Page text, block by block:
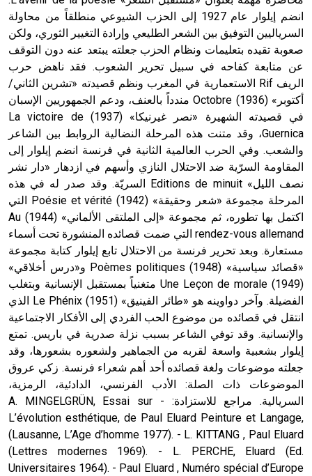
انضم إيلوار عام 1927 إلى الحزب الشيوعي منطلقاً من محاولة
السرياليين التوفيق بين الشعر الطليعي وإرادة التغيير الثوري، ولكن
صعوبة تقيده بتعليمات ونظام الحزب جعلته يبتعد عنه دون التوقف
عن متابعة كفاحه في سبيل تحرير الشعوب. فقد ناهض حرب
الريف Rif الاستعمارية في المغرب ونظم قصيدته «تشرين الثاني/
أكتوبر» (1936) Octobre مندداً بالعنف، ودعم الجمهوريين الإسبان
في قصيدته الشهيرة «نصر غيرنيكا» (1937) La victoire de
Guernica، وقد متنت هذه المرحلة النضالية الروابط بين الشاعر
والشعب. وفي الحرب العالمية الثانية في فرنسة انضم إيلوار إلى
المقاومة السرّية ضد الاحتلال النازي وأسهم في ازدهار «دار نشر
نصف الليل» Editions de minuit السريّة. وقد صدر له في هذه
المرحلة مجموعة «شعر وحقيقة» (1942) Poésie et vérité التي
اكتمل بها تطوره، ثم مجموعة «إلى الملتقى الألماني» (1944) Au
rendez-vous allemand التي ضمت قصائده المنشورة تحت أسماء
مستعارة. وبعد تحرير فرنسة من الاحتلال تابع إيلوار كتابة مجموعة
«قصائد سياسية» (1948) Poèmes politiques و«درس أخلاقي»
(1949) Une Leçon de morale متغنياً بمستقبل الإنسانية وبتغلب
الفضيلة. وآخر دواوينه هو «طائر الفينيق» (1951) Le Phénix الذي
انتقل في قصائده من موضوع الحب الفردي إلى الأفكار الاجتماعية
والإنسانية. وقد توفي الشاعر بسبب نزلة صدرية في باريس. تمتع
إيلوار بشعبية واسعة لقربه من الجماهير ولشعوره بشعورها، وقد
جعلته موضوعات ولغة قصائده أحد أهم شعراء فرنسة. زكي عروق
الموضوعات ذات الصلة: الأدب الفرنسي، الدادئية، الرمزية،
السريالية. مراجع للاستزادة: - A. MINGELGRÜN, Essai sur
L’évolution esthétique, de Paul Eluard Peinture et Langage,
(Lausanne, L’Age d’homme 1977). - L. KITTANG , Paul Eluard
(Lettres modernes 1969). - L. PERCHE, Eluard (Ed.
Universitaires 1964). - Paul Eluard , Numéro spécial d’Europe